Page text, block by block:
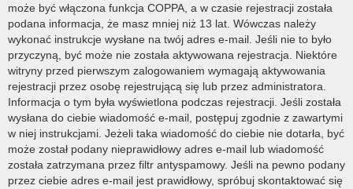
może być włączona funkcja COPPA, a w czasie rejestracji została
podana informacja, że masz mniej niż 13 lat. Wówczas należy
wykonać instrukcje wysłane na twój adres e-mail. Jeśli nie to było
przyczyną, być może nie została aktywowana rejestracja. Niektóre
witryny przed pierwszym zalogowaniem wymagają aktywowania
rejestracji przez osobę rejestrującą się lub przez administratora.
Informacja o tym była wyświetlona podczas rejestracji. Jeśli została
wysłana do ciebie wiadomość e-mail, postępuj zgodnie z zawartymi
w niej instrukcjami. Jeżeli taka wiadomość do ciebie nie dotarła, być
może został podany nieprawidłowy adres e-mail lub wiadomość
została zatrzymana przez filtr antyspamowy. Jeśli na pewno podany
przez ciebie adres e-mail jest prawidłowy, spróbuj skontaktować się